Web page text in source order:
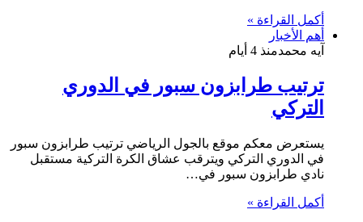
أكمل القراءة »
أهم الأخبار
آيه محمدمنذ 4 أيام
ترتيب طرابزون سبور في الدوري
التركي
يستعرض معكم موقع بالجول الرياضي ترتيب طرابزون سبور
في الدوري التركي ويترقب عشاق الكرة التركية مستقبل
نادي طرابزون سبور في…
أكمل القراءة »